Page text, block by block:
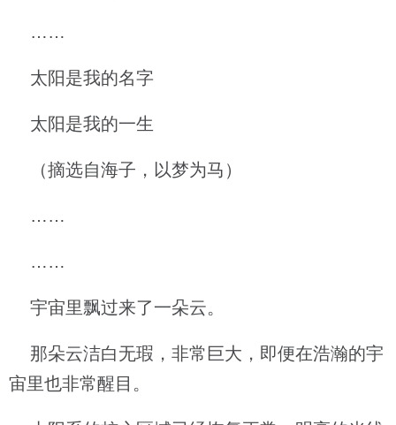
……
太阳是我的名字
太阳是我的一生
（摘选自海子，以梦为马）
……
……
宇宙里飘过来了一朵云。
那朵云洁白无瑕，非常巨大，即便在浩瀚的宇
宙里也非常醒目。